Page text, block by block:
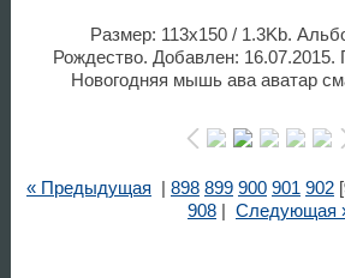
Размер: 113x150 / 1.3Kb.
Рождество. Добавлен: 16.07.2015.
Новогодняя мышь ава аватар
« Предыдущая 898 899 900 901 902[
908| Следующая